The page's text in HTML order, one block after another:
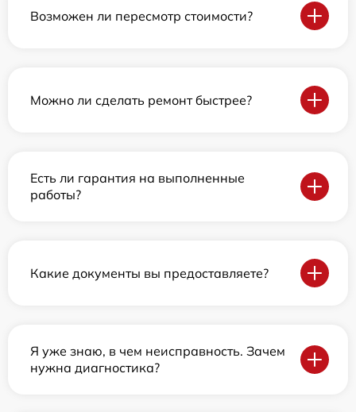
Возможен ли пересмотр стоимости?
Можно ли сделать ремонт быстрее?
Есть ли гарантия на выполненные
работы?
Какие документы вы предоставляете?
Я уже знаю, в чем неисправность. Зачем
нужна диагностика?